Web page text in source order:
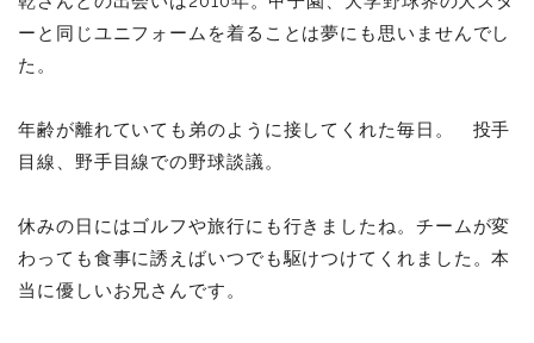
ーと同じユニフォームを着ることは夢にも思いませんでし
た。
年齢が離れていても弟のように接してくれた毎日。 投手
目線、野手目線での野球談議。
休みの日にはゴルフや旅行にも行きましたね。チームが変
わっても食事に誘えばいつでも駆けつけてくれました。本
当に優しいお兄さんです。